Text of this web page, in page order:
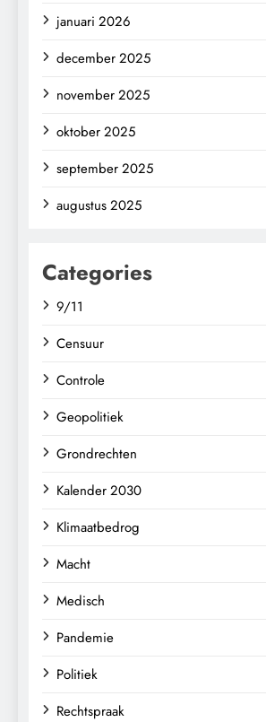
januari 2026
december 2025
november 2025
oktober 2025
september 2025
augustus 2025
Categories
9/11
Censuur
Controle
Geopolitiek
Grondrechten
Kalender 2030
Klimaatbedrog
Macht
Medisch
Pandemie
Politiek
Rechtspraak